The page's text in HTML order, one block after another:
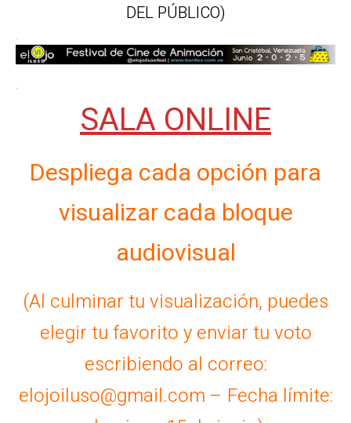
DEL PÚBLICO)
.
.
SALA ONLINE
Despliega cada opción para
visualizar cada bloque
audiovisual
(Al culminar tu visualización, puedes
elegir tu favorito y enviar tu voto
escribiendo al correo:
elojoiluso@gmail.com – Fecha límite: